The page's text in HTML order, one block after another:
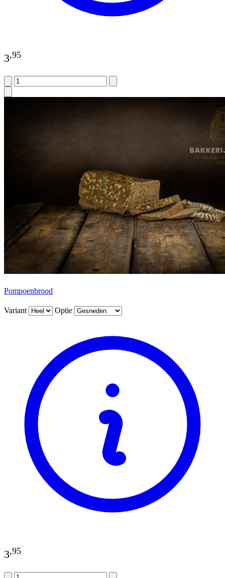
3,95
Pompoenbrood
Variant Optie
3,95